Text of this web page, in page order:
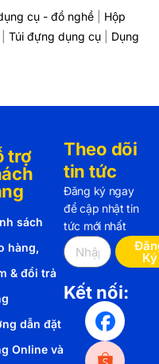
cụ - đồ nghề
Hộp
Túi đựng dụng cụ
Dụng
trợ
sách
hàng,
& đổi trả
dẫn đặt
Online và
Theo dõi
tin tức
Đăng ký ngay
để cập nhật tin
tức mới nhất
Ký
Kết nối: